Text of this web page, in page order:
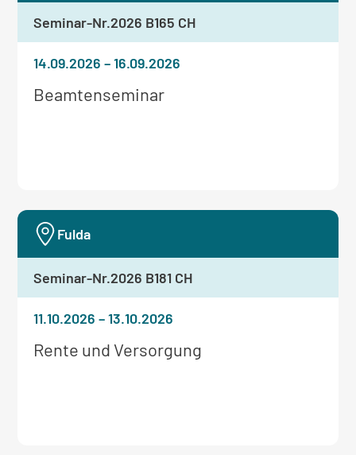
Weitere
Beamtenseminar
14.09.2026–16.09.2026
Seminar-Nr.2026 B165 CH
Weitere
Rente und Versorgung
11.10.2026–13.10.2026
Fulda
Seminar-Nr.2026 B181 CH